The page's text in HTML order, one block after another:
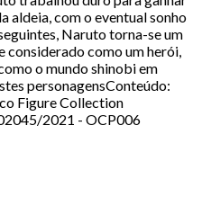
aldeia, com o eventual sonho
Naruto torna-se um
considerado como um herói,
o mundo shinobi em
personagensConteúdo:
Figure Collection
2021 - OCP006